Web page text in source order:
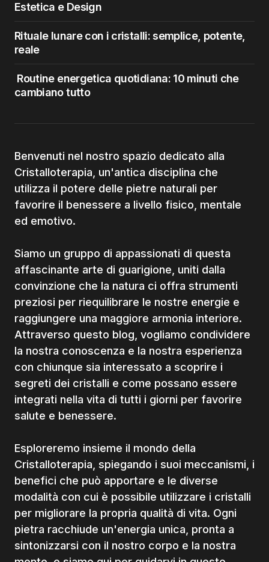
Estetica e Design
Rituale lunare con i cristalli: semplice, potente,
reale
Routine energetica quotidiana: 10 minuti che
cambiano tutto
Benvenuti nel nostro spazio dedicato alla
Cristalloterapia, un'antica disciplina che
utilizza il potere delle pietre naturali per
favorire il benessere a livello fisico, mentale
ed emotivo.
Siamo un gruppo di appassionati di questa
affascinante arte di guarigione, uniti dalla
convinzione che la natura ci offra strumenti
preziosi per riequilibrare le nostre energie e
raggiungere una maggiore armonia interiore.
Attraverso questo blog, vogliamo condividere
la nostra conoscenza e la nostra esperienza
con chiunque sia interessato a scoprire i
segreti dei cristalli e come possano essere
integrati nella vita di tutti i giorni per favorire
salute e benessere.
Esploreremo insieme il mondo della
Cristalloterapia, spiegando i suoi meccanismi, i
benefici che può apportare e le diverse
modalità con cui è possibile utilizzare i cristalli
per migliorare la propria qualità di vita. Ogni
pietra racchiude un'energia unica, pronta a
sintonizzarsi con il nostro corpo e la nostra